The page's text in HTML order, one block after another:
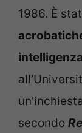
1986. È
secondo